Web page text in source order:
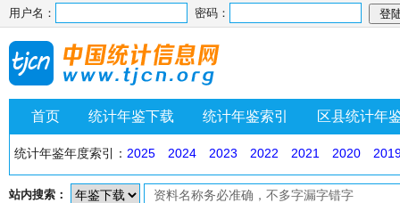
用户名： 密码：
首页 统计年鉴下载 统计年鉴索引 区县统计年
统计年鉴年度索引： 2025 2024 2023 2022 2021 2020
站内搜索：